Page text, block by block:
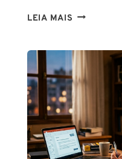
LEIA MAIS CONCURSO
CONTRATO
COM
A
FCC
É
ASSINADO
E